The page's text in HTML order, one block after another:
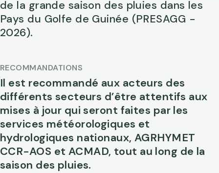
de la grande saison des pluies dans les
Pays du Golfe de Guinée (PRESAGG -
2026).
RECOMMANDATIONS
Il est recommandé aux acteurs des
différents secteurs d’être attentifs aux
mises à jour qui seront faites par les
services météorologiques et
hydrologiques nationaux, AGRHYMET
CCR-AOS et ACMAD, tout au long de la
saison des pluies.